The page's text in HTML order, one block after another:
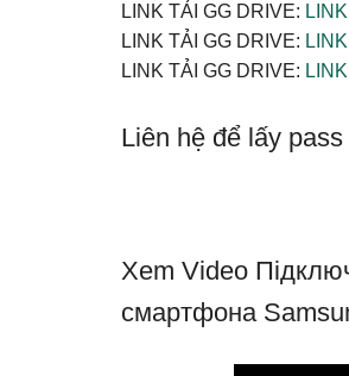
LINK TẢI GG DRIVE:
LINK TẢI GG DRIVE:
LINK TẢI GG DRIVE:
Liên hệ để lấy
Xem Video
смартфона